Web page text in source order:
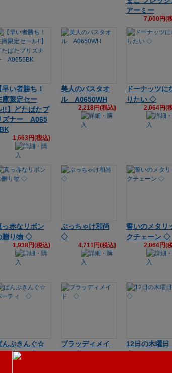
アーミー
7,000円(
早い者勝ち！
庫限定セー
!!】どたばたプ
ズナー A065
1,663円(税込)
美人のバスタオ
ル A0650WH
2,218円(税込)
ドーナッツに
りたい ◇
2,064円(
っ赤なリボン
贈り物 ◇
1,938円(税込)
ぶっちゃけ和尚
◇
4,711円(税込)
誓いのメタリ
クチェーン ◇
2,064円(
んぷきんぐ☆
ーティ ◇
ブラッディメイ
ド ◇
12日の木曜日
◇